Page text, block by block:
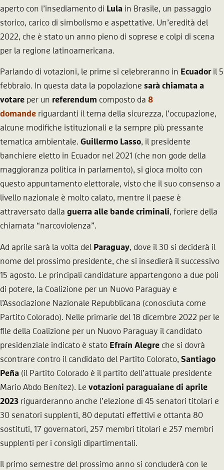
aperto con l’insediamento di Lula in Brasile, un passaggio
storico, carico di simbolismo e aspettative. Un’eredità del
2022, che è stato un anno pieno di soprese e colpi di scena
per la regione latinoamericana.
Parlando di votazioni, le prime si celebreranno in Ecuadoril 5
febbraio. In questa data la popolazione sarà chiamata a
votare per un referendum composto da 8
domande riguardanti il tema della sicurezza, l’occupazione,
alcune modifiche istituzionali e la sempre più pressante
tematica ambientale. Guillermo Lasso, il presidente
banchiere eletto in Ecuador nel 2021 (che non gode della
maggioranza politica in parlamento), si gioca molto con
questo appuntamento elettorale, visto che il suo consenso a
livello nazionale è molto calato, mentre il paese è
attraversato dalla guerra alle bande criminali, foriere della
chiamata “narcoviolenza”.
Ad aprile sarà la volta del Paraguay, dove il 30 si deciderà il
nome del prossimo presidente, che si insedierà il successivo
15 agosto. Le principali candidature appartengono a due poli
di potere, la Coalizione per un Nuovo Paraguay e
l’Associazione Nazionale Repubblicana (conosciuta come
Partito Colorado). Nelle primarie del 18 dicembre 2022 per le
file della Coalizione per un Nuovo Paraguay il candidato
presidenziale indicato è stato Efraín Alegre che si dovrà
scontrare contro il candidato del Partito Colorato, Santiago
Peña (il Partito Colorado è il partito dell’attuale presidente
Mario Abdo Benítez). Le votazioni paraguaiane di aprile
2023 riguarderanno anche l’elezione di 45 senatori titolari e
30 senatori supplenti, 80 deputati effettivi e ottanta 80
sostituti, 17 governatori, 257 membri titolari e 257 membri
supplenti per i consigli dipartimentali.
Il primo semestre del prossimo anno si concluderà con le